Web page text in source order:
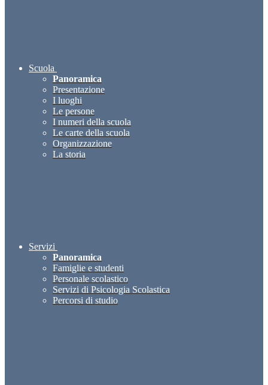
Scuola
Panoramica
Presentazione
I luoghi
Le persone
I numeri della scuola
Le carte della scuola
Organizzazione
La storia
Servizi
Panoramica
Famiglie e studenti
Personale scolastico
Servizi di Psicologia Scolastica
Percorsi di studio